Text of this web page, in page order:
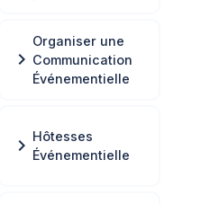
chevron_right
Organiser une
Communication
Événementielle
chevron_right Hôtesses
Événementielle